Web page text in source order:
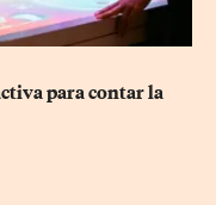
para contar la